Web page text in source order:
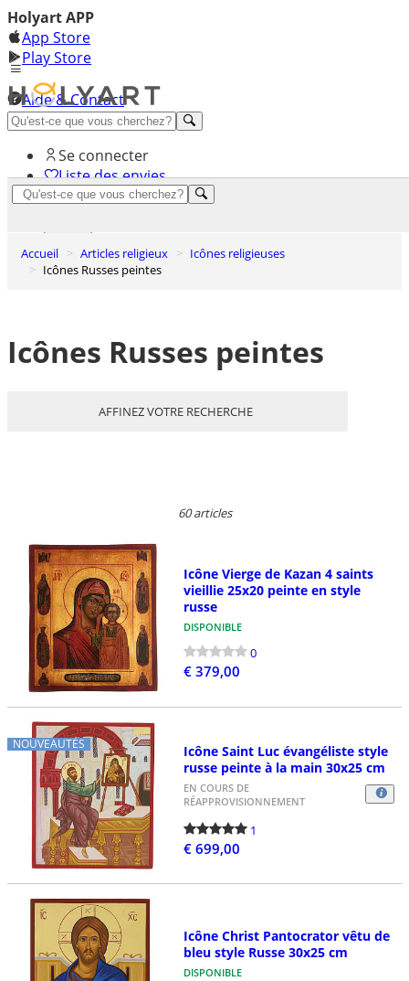
Holyart APP
App Store
Play Store
Aide & Contact
Découvrez Premium
Se connecter
Liste des envies
Accueil Articles religieux
Icônes religieuses
Icônes Russes peintes
Icônes Russes peintes
AFFINEZ VOTRE RECHERCHE
60 articles
Icône Vierge de Kazan 4 saints
vieillie 25x20 peinte en style
russe
DISPONIBLE
0
€ 379,00
NOUVEAUTÉS
Icône Saint Luc évangéliste style
russe peinte à la main 30x25 cm
EN COURS DE
RÉAPPROVISIONNEMENT
1
€ 699,00
Icône Christ Pantocrator vêtu de
bleu style Russe 30x25 cm
DISPONIBLE